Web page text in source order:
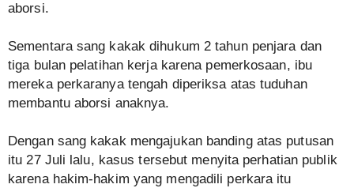
aborsi.
Sementara sang kakak dihukum 2 tahun penjara dan
tiga bulan pelatihan kerja karena pemerkosaan, ibu
mereka perkaranya tengah diperiksa atas tuduhan
membantu aborsi anaknya.
Dengan sang kakak mengajukan banding atas putusan
itu 27 Juli lalu, kasus tersebut menyita perhatian publik
karena hakim-hakim yang mengadili perkara itu